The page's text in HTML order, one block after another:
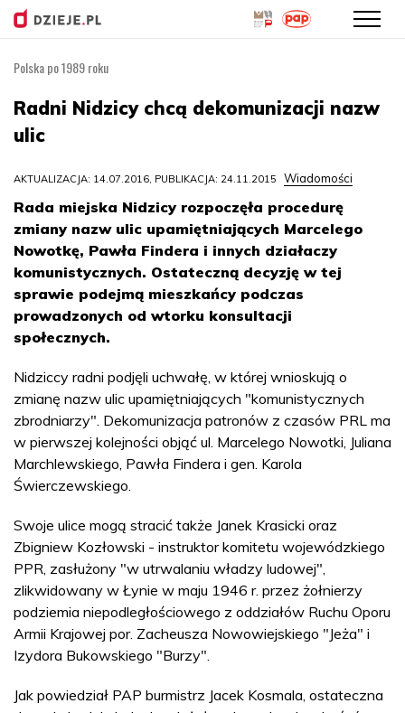
treści
Polska po 1989 roku
Radni Nidzicy chcą dekomunizacji nazw
ulic
AKTUALIZACJA: 14.07.2016, PUBLIKACJA: 24.11.2015 Wiadomości
Rada miejska Nidzicy rozpoczęła procedurę
zmiany nazw ulic upamiętniających Marcelego
Nowotkę, Pawła Findera i innych działaczy
komunistycznych. Ostateczną decyzję w tej
sprawie podejmą mieszkańcy podczas
prowadzonych od wtorku konsultacji
społecznych.
Nidziccy radni podjęli uchwałę, w której wnioskują o
zmianę nazw ulic upamiętniających "komunistycznych
zbrodniarzy". Dekomunizacja patronów z czasów PRL ma
w pierwszej kolejności objąć ul. Marcelego Nowotki, Juliana
Marchlewskiego, Pawła Findera i gen. Karola
Świerczewskiego.
Swoje ulice mogą stracić także Janek Krasicki oraz
Zbigniew Kozłowski - instruktor komitetu wojewódzkiego
PPR, zasłużony "w utrwalaniu władzy ludowej",
zlikwidowany w Łynie w maju 1946 r. przez żołnierzy
podziemia niepodległościowego z oddziałów Ruchu Oporu
Armii Krajowej por. Zacheusza Nowowiejskiego "Jeża" i
Izydora Bukowskiego "Burzy".
Jak powiedział PAP burmistrz Jacek Kosmala, ostateczna